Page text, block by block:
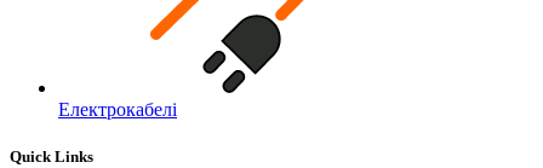
Електрокабелі
Quick Links